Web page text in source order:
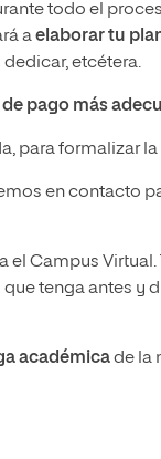
todo el
aelaborar tu
etcétera.
pago más
para formalizar
en contacto
el Campus
tenga antes y
académicade la